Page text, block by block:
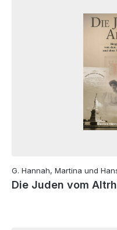
G. Hannah, Martina und
Die Juden vom